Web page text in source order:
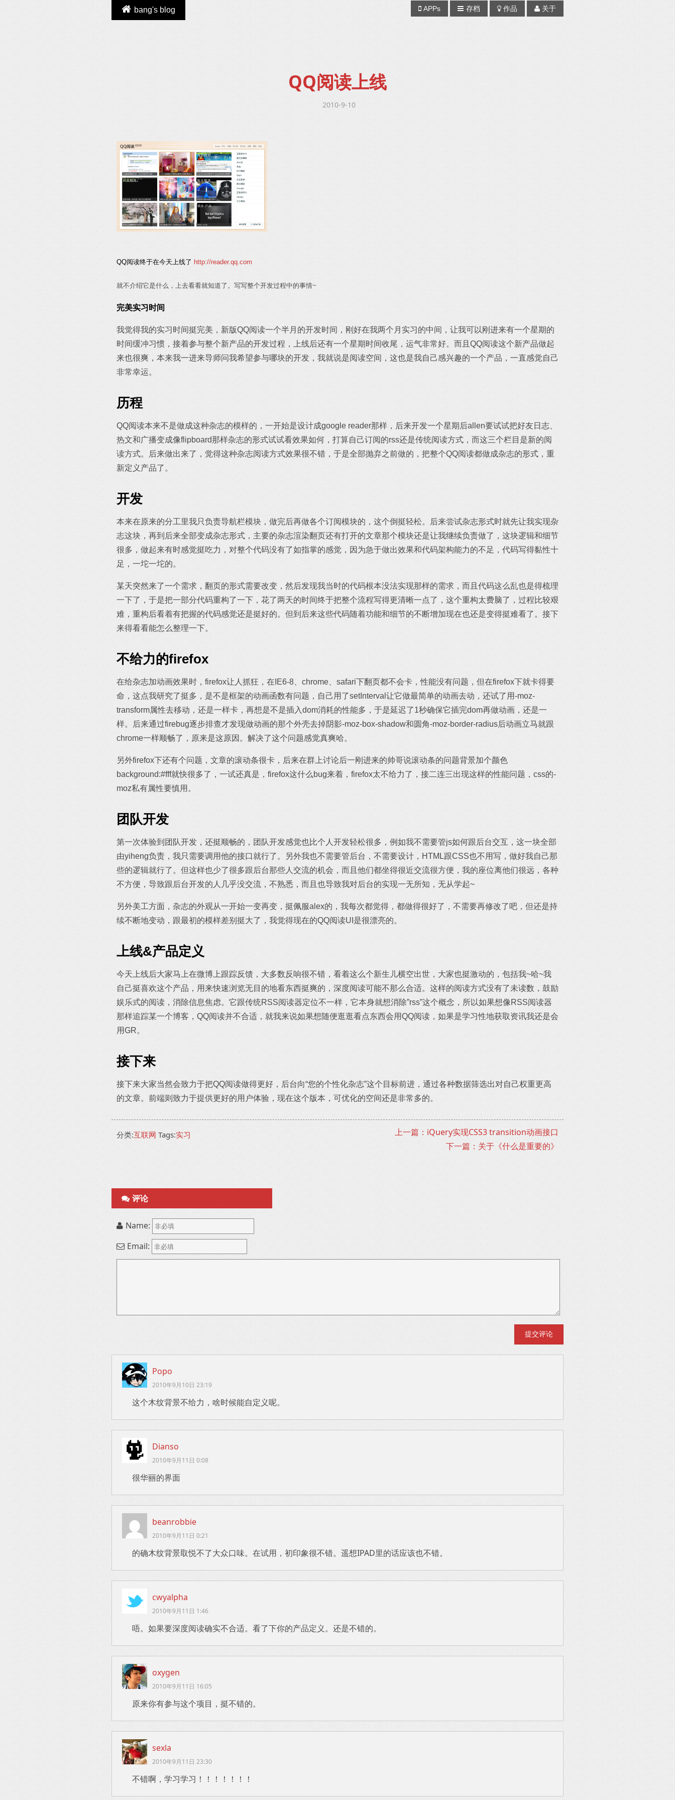
bang's blog APPs 存档 作品 关于
QQ阅读上线
2010-9-10
QQ阅读终于在今天上线了 http://reader.qq.com
就不介绍它是什么，上去看看就知道了。写写整个开发过程中的事情~
完美实习时间
我觉得我的实习时间挺完美，新版QQ阅读一个半月的开发时间，刚好在我两个月实习的中间，让我可以刚进来有一个星期的
时间缓冲习惯，接着参与整个新产品的开发过程，上线后还有一个星期时间收尾，运气非常好。而且QQ阅读这个新产品做起
来也很爽，本来我一进来导师问我希望参与哪块的开发，我就说是阅读空间，这也是我自己感兴趣的一个产品，一直感觉自己
非常幸运。
历程
QQ阅读本来不是做成这种杂志的模样的，一开始是设计成google reader那样，后来开发一个星期后allen要试试把好友日志、
热文和广播变成像flipboard那样杂志的形式试试看效果如何，打算自己订阅的rss还是传统阅读方式，而这三个栏目是新的阅
读方式。后来做出来了，觉得这种杂志阅读方式效果很不错，于是全部抛弃之前做的，把整个QQ阅读都做成杂志的形式，重
新定义产品了。
开发
本来在原来的分工里我只负责导航栏模块，做完后再做各个订阅模块的，这个倒挺轻松。后来尝试杂志形式时就先让我实现杂
志这块，再到后来全部变成杂志形式，主要的杂志渲染翻页还有打开的文章那个模块还是让我继续负责做了，这块逻辑和细节
很多，做起来有时感觉挺吃力，对整个代码没有了如指掌的感觉，因为急于做出效果和代码架构能力的不足，代码写得黏性十
足，一坨一坨的。
某天突然来了一个需求，翻页的形式需要改变，然后发现我当时的代码根本没法实现那样的需求，而且代码这么乱也是得梳理
一下了，于是把一部分代码重构了一下，花了两天的时间终于把整个流程写得更清晰一点了，这个重构太费脑了，过程比较艰
难，重构后看着有把握的代码感觉还是挺好的。但到后来这些代码随着功能和细节的不断增加现在也还是变得挺难看了。接下
来得看看能怎么整理一下。
不给力的firefox
在给杂志加动画效果时，firefox让人抓狂，在IE6-8、chrome、safari下翻页都不会卡，性能没有问题，但在firefox下就卡得要
命，这点我研究了挺多，是不是框架的动画函数有问题，自己用了setInterval让它做最简单的动画去动，还试了用-moz-
transform属性去移动，还是一样卡，再想是不是插入dom消耗的性能多，于是延迟了1秒确保它插完dom再做动画，还是一
样。后来通过firebug逐步排查才发现做动画的那个外壳去掉阴影-moz-box-shadow和圆角-moz-border-radius后动画立马就跟
chrome一样顺畅了，原来是这原因。解决了这个问题感觉真爽哈。
另外firefox下还有个问题，文章的滚动条很卡，后来在群上讨论后一刚进来的帅哥说滚动条的问题背景加个颜色
background:#fff就快很多了，一试还真是，firefox这什么bug来着，firefox太不给力了，接二连三出现这样的性能问题，css的-
moz私有属性要慎用。
团队开发
第一次体验到团队开发，还挺顺畅的，团队开发感觉也比个人开发轻松很多，例如我不需要管js如何跟后台交互，这一块全部
由yiheng负责，我只需要调用他的接口就行了。另外我也不需要管后台，不需要设计，HTML跟CSS也不用写，做好我自己那
些的逻辑就行了。但这样也少了很多跟后台那些人交流的机会，而且他们都坐得很近交流很方便，我的座位离他们很远，各种
不方便，导致跟后台开发的人几乎没交流，不熟悉，而且也导致我对后台的实现一无所知，无从学起~
另外美工方面，杂志的外观从一开始一变再变，挺佩服alex的，我每次都觉得，都做得很好了，不需要再修改了吧，但还是持
续不断地变动，跟最初的模样差别挺大了，我觉得现在的QQ阅读UI是很漂亮的。
上线&产品定义
今天上线后大家马上在微博上跟踪反馈，大多数反响很不错，看着这么个新生儿横空出世，大家也挺激动的，包括我~哈~我
自己挺喜欢这个产品，用来快速浏览无目的地看东西挺爽的，深度阅读可能不那么合适。这样的阅读方式没有了未读数，鼓励
娱乐式的阅读，消除信息焦虑。它跟传统RSS阅读器定位不一样，它本身就想消除”rss”这个概念，所以如果想像RSS阅读器
那样追踪某一个博客，QQ阅读并不合适，就我来说如果想随便逛逛看点东西会用QQ阅读，如果是学习性地获取资讯我还是会
用GR。
接下来
接下来大家当然会致力于把QQ阅读做得更好，后台向“您的个性化杂志”这个目标前进，通过各种数据筛选出对自己权重更高
的文章。前端则致力于提供更好的用户体验，现在这个版本，可优化的空间还是非常多的。
分类:互联网 Tags:实习
上一篇：iQuery实现CSS3 transition动画接口
下一篇：关于《什么是重要的》
评论
Name:
Email:
Popo
2010年9月10日 23:19
这个木纹背景不给力，啥时候能自定义呢。
Dianso
2010年9月11日 0:08
很华丽的界面
beanrobbie
2010年9月11日 0:21
的确木纹背景取悦不了大众口味。在试用，初印象很不错。遥想IPAD里的话应该也不错。
cwyalpha
2010年9月11日 1:46
唔。如果要深度阅读确实不合适。看了下你的产品定义。还是不错的。
oxygen
2010年9月11日 16:05
原来你有参与这个项目，挺不错的。
sexla
2010年9月11日 23:30
不错啊，学习学习！！！！！！！